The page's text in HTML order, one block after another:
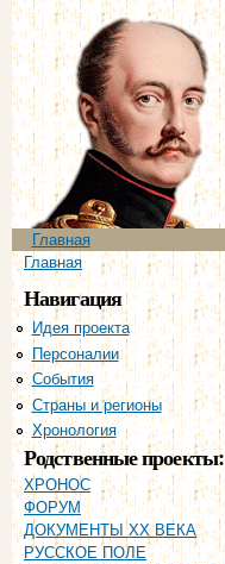
Главное меню
Главная
Вы здесь
Главная
Навигация
Идея проекта
Персоналии
События
Страны и регионы
Хронология
Родственные проекты:
ХРОНОС
ФОРУМ
ДОКУМЕНТЫ XX ВЕКА
РУССКОЕ ПОЛЕ